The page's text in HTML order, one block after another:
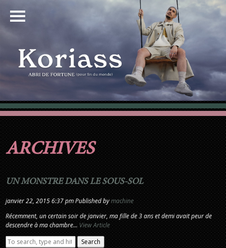
ARCHIVES
UN MONSTRE DANS LE SOUS-SOL
janvier 22, 2015 6:37 pmPublished bymachine
Récemment, un certain soir de janvier, ma fille de 3 ans et demi avait peur de
descendre à ma chambre... View Article
Search